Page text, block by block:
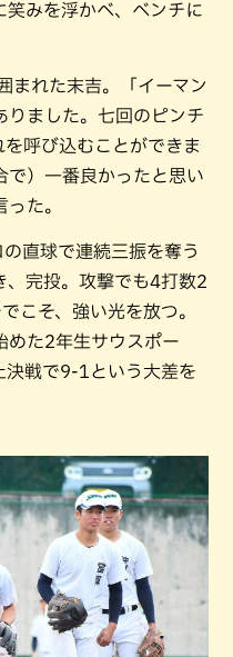
笑みを浮かべ、ベンチに
まれた末吉。「イーマン
りました。七回のピンチ
呼び込むことができま
で）一番良かったと思い
た。
直球で連続三振を奪う
、完投。攻撃でも4打数2
こそ、強い光を放つ。
めた2年生サウスポー
決戦で9-1という大差を